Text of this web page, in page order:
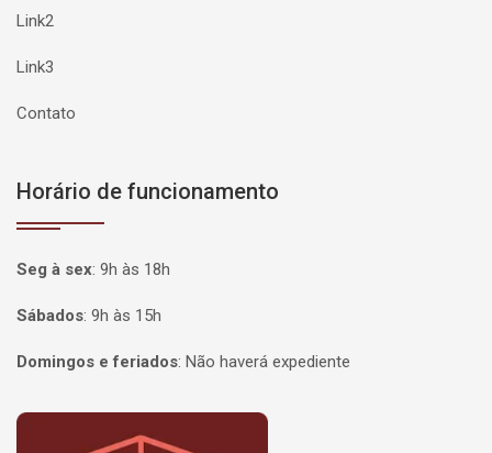
Link2
Link3
Contato
Horário de funcionamento
Seg à sex: 9h às 18h
Sábados: 9h às 15h
Domingos e feriados: Não haverá expediente
Página inicial